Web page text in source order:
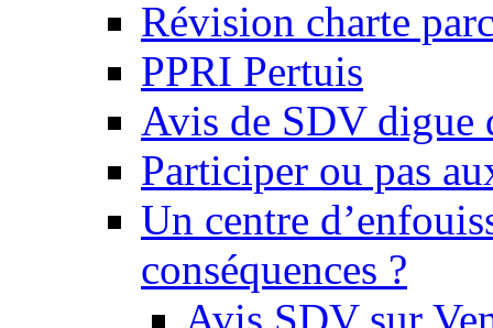
Révision charte
PPRI Pertuis
Avis de SDV digue
Participer ou pas
Un centre
conséquences ?